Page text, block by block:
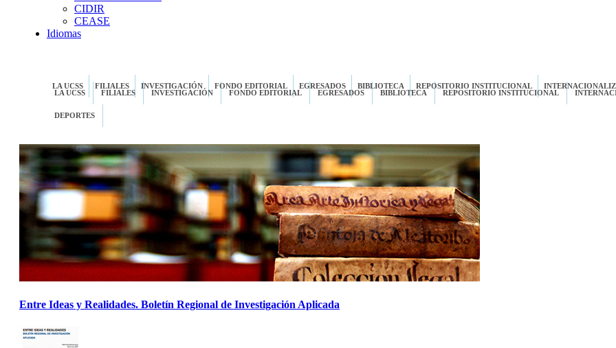
CIDIR
CEASE
Idiomas
LA UCSS FILIALES INVESTIGACIÓN FONDO EDITORIAL EGRESADOS BIBLIOTECA REPOSITORIO INSTITUCIONAL
LA UCSS
FILIALES INVESTIGACIÓN FONDO EDITORIAL EGRESADOS BIBLIOTECA REPOSITORIO INSTITUCIONAL
DEPORTES
Entre Ideas y Realidades. Boletín Regional de Investigación Aplicada